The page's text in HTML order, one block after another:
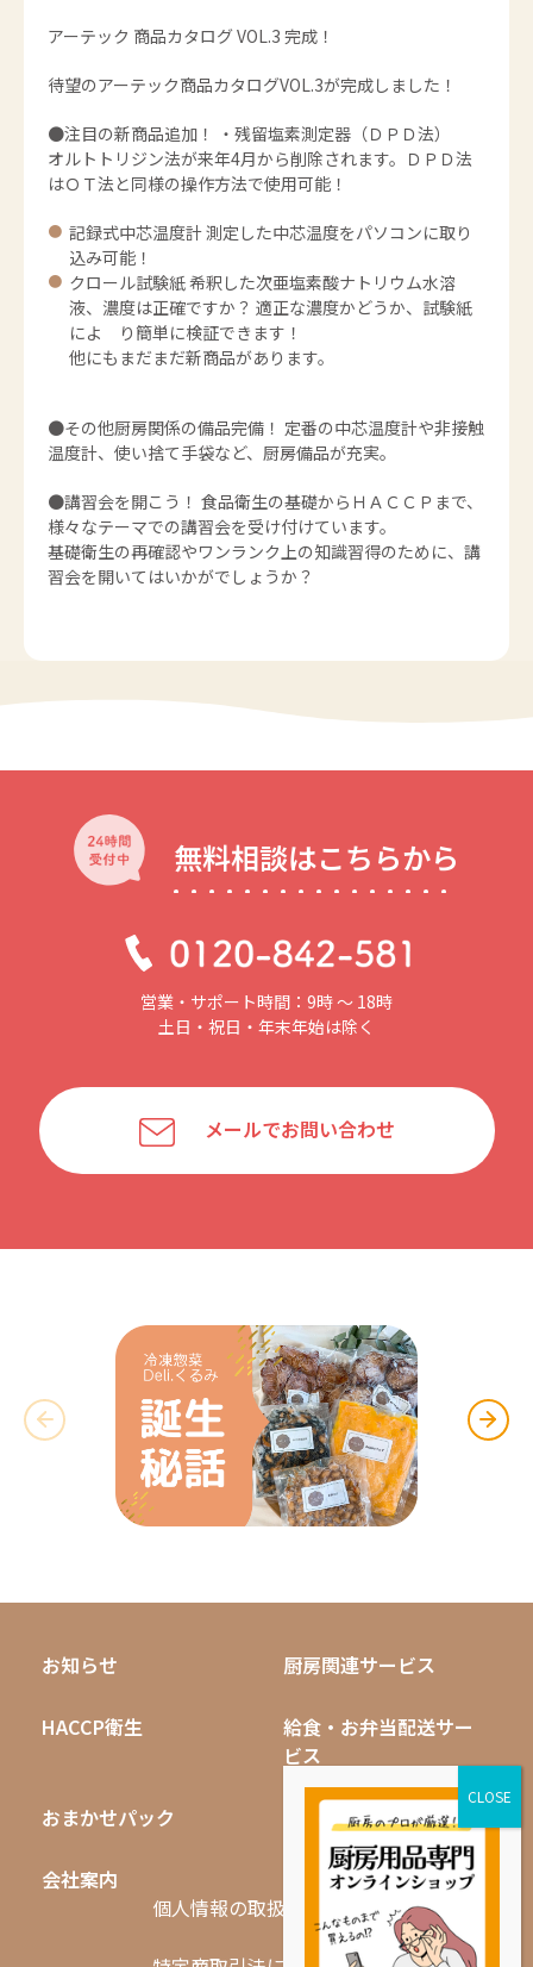
アーテック 商品カタログ VOL.3 完成！
待望のアーテック商品カタログVOL.3が完成しました！
●注目の新商品追加！ ・残留塩素測定器（ＤＰＤ法）
オルトトリジン法が来年4月から削除されます。ＤＰＤ法
はＯＴ法と同様の操作方法で使用可能！
記録式中芯温度計 測定した中芯温度をパソコンに取り
込み可能！
クロール試験紙 希釈した次亜塩素酸ナトリウム水溶
液、濃度は正確ですか？ 適正な濃度かどうか、試験紙
によ り簡単に検証できます！
他にもまだまだ新商品があります。
●その他厨房関係の備品完備！ 定番の中芯温度計や非接触
温度計、使い捨て手袋など、厨房備品が充実。
●講習会を開こう！ 食品衛生の基礎からＨＡＣＣＰまで、
様々なテーマでの講習会を受け付けています。
基礎衛生の再確認やワンランク上の知識習得のために、講
習会を開いてはいかがでしょうか？
無料相談はこちらから
営業・サポート時間：9時 〜 18時
土日・祝日・年末年始は除く
メールでお問い合わせ
お知らせ 厨房関連サービス
HACCP衛生
給食・お弁当配送サー
ビス
おまかせパック 無料キャンペーン
会社案内
採用情報
個人情報の取扱いについて